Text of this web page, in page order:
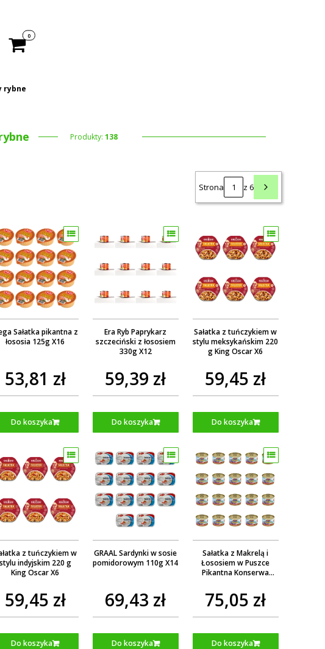
Produkty w koszyku: 0. Zobacz szczegóły
rybne
Produkty: 138
Strona z 6
Sałatka pikantna z
łososia 125g X16
53,81 zł
Do koszyka
Era Ryb Paprykarz
szczeciński z łososiem
330g X12
59,39 zł
Do koszyka
Sałatka z tuńczykiem w
stylu meksykańskim 220
g King Oscar X6
59,45 zł
Do koszyka
z tuńczykiem w
stylu indyjskim 220 g
King Oscar X6
59,45 zł
Do koszyka
GRAAL Sardynki w sosie
pomidorowym 110g X14
69,43 zł
Do koszyka
Sałatka z Makrelą i
Łososiem w Puszce
Pikantna Konserwa
75,05 zł
Do koszyka